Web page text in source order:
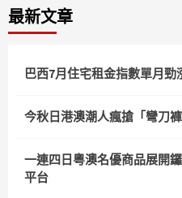
頁
最新文章
巴西7月住宅租金指數單月勁
今秋日港澳潮人瘋搶「彎刀褲
一連四日粵澳名優商品展開
平台